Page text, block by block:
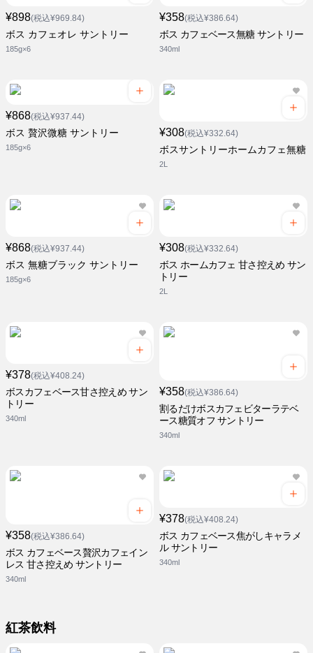
¥898(税込¥969.84)
ボス カフェオレ サントリー
185g×6
¥358(税込¥386.64)
ボス カフェベース無糖 サントリー
340ml
¥868(税込¥937.44)
ボス 贅沢微糖 サントリー
185g×6
¥308(税込¥332.64)
ボスサントリーホームカフェ無糖
2L
¥868(税込¥937.44)
ボス 無糖ブラック サントリー
185g×6
¥308(税込¥332.64)
ボス ホームカフェ 甘さ控えめ サン
トリー
2L
¥378(税込¥408.24)
ボスカフェベース甘さ控えめ サン
トリー
340ml
¥358(税込¥386.64)
割るだけボスカフェビターラテベ
ース糖質オフ サントリー
340ml
¥358(税込¥386.64)
ボス カフェベース贅沢カフェイン
レス 甘さ控えめ サントリー
340ml
¥378(税込¥408.24)
ボス カフェベース焦がしキャラメ
ル サントリー
340ml
紅茶飲料